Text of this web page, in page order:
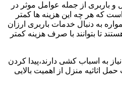
باربری از جمله عوامل موثر در
که هر چه این هزینه ها کمتر
به دنبال خدمات باربری ارزان
تا بتوانند با صرف هزینه کمتر
به اسباب کشی دارند،پیدا کردن
اثاثیه منزل از اهمیت بالایی